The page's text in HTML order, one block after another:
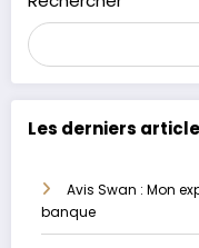
Les derniers
Avis Swan : Mon
banque